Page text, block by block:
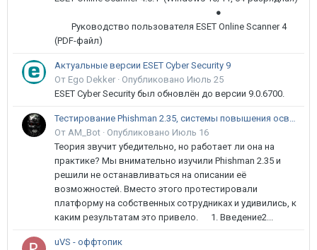
●
Руководство пользователя ESET Online Scanner 4
(PDF-файл)
Актуальные версии ESET Cyber Security 9
От Ego Dekker · Опубликовано Июль 25
ESET Cyber Security был обновлён до версии 9.0.6700.
От AM_Bot · Опубликовано Июль 16
Теория звучит убедительно, но работает ли она на
практике? Мы внимательно изучили Phishman 2.35 и
решили не останавливаться на описании её
возможностей. Вместо этого протестировали
платформу на собственных сотрудниках и удивились, к
каким результатам это привело. 1. Введение2...
uVS - оффтопик